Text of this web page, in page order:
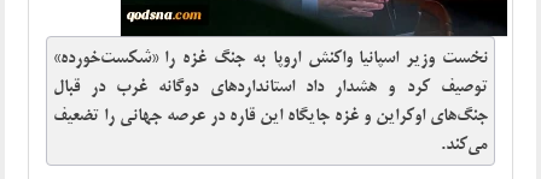
نخست وزیر اسپانیا واکنش اروپا به جنگ غزه را «شکست‌خورده»
توصیف کرد و هشدار داد استانداردهای دوگانه غرب در قبال
جنگ‌های اوکراین و غزه جایگاه این قاره در عرصه جهانی را تضعیف
می‌کند.